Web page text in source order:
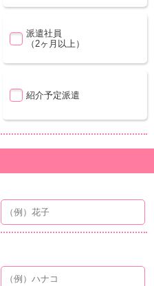
派遣社員
（2ヶ月以上）
紹介予定派遣